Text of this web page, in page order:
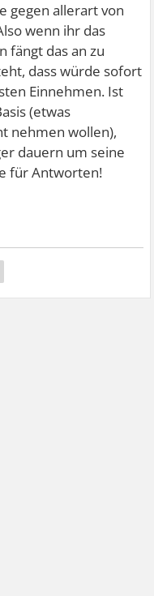
gegen allerart von
wenn ihr das
fängt das an zu
dass würde sofort
Einnehmen. Ist
(etwas
nehmen wollen),
dauern um seine
für Antworten!